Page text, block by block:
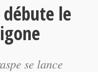
débute le
se lance